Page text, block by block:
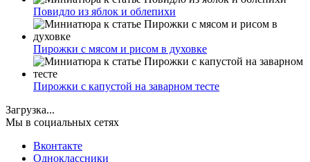
Повидло из яблок и облепихи
Пирожки с мясом и рисом в духовке
Пирожки с капустой на заварном тесте
Загрузка...
Мы в социальных сетях
Вконтакте
Одноклассники